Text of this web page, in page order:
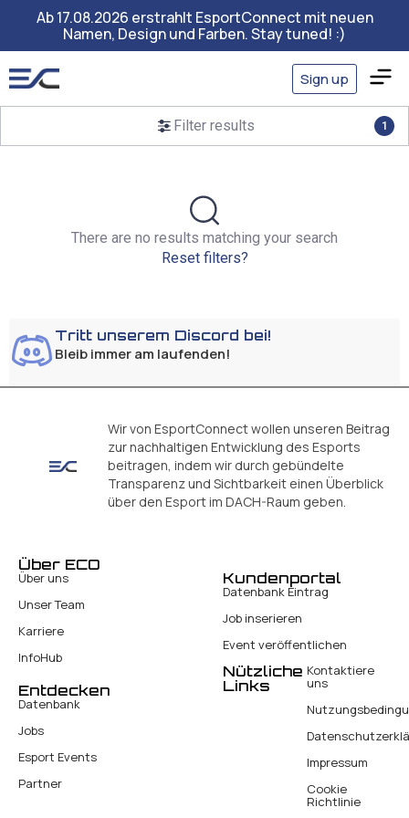
Ab 17.08.2026 erstrahlt EsportConnect mit neuen
Namen, Design und Farben. Stay tuned! :)
Sign up
Tritt unserem Discord bei!
Bleib immer am laufenden!
Filter results 1
There are no results matching your search
Reset filters?
Wir von EsportConnect wollen unseren Beitrag
zur nachhaltigen Entwicklung des Esports
beitragen, indem wir durch gebündelte
Transparenz und Sichtbarkeit einen Überblick
über den Esport im DACH-Raum geben.
Über ECO
Über uns
Unser Team
Karriere
InfoHub
Kundenportal
Datenbank Eintrag
Job inserieren
Event veröffentlichen
Entdecken
Datenbank
Jobs
Esport Events
Partner
Nützliche
Links
Kontaktiere
uns
Impressum
Cookie
Richtlinie